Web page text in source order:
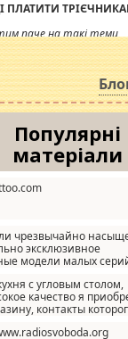
ПЛАТИТИ
паче на такі теми,
Обурюють
питання.
одна соціальна
Популярні
матеріали
чрезвычайно
эксклюзивное
модели малых
формы, в
вкусом все в порядке,
мебель, а это
с угловым столом,
качество я
контакты